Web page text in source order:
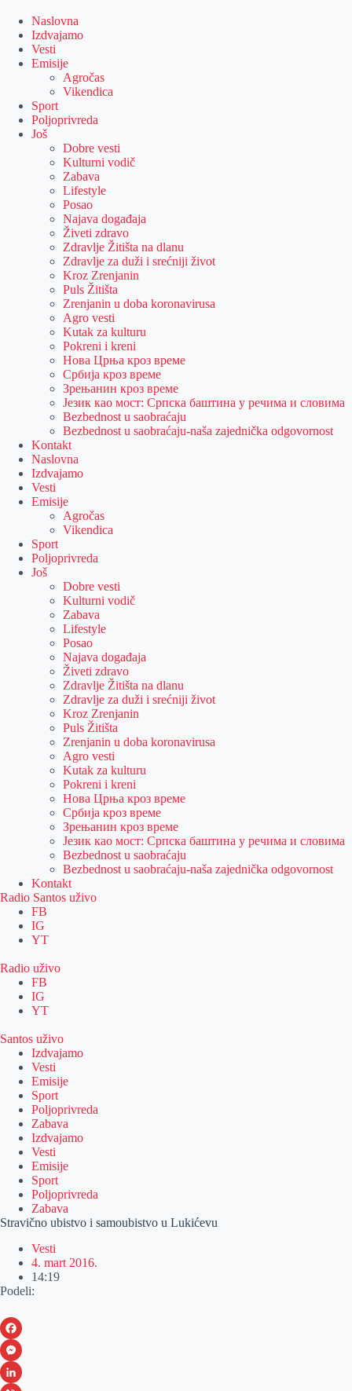
content
Naslovna
Izdvajamo
Vesti
Emisije
Agročas
Vikendica
Sport
Poljoprivreda
Još
Dobre vesti
Kulturni vodič
Zabava
Lifestyle
Posao
Najava događaja
Živeti zdravo
Zdravlje Žitišta na dlanu
Zdravlje za duži i srećniji život
Kroz Zrenjanin
Puls Žitišta
Zrenjanin u doba koronavirusa
Agro vesti
Kutak za kulturu
Pokreni i kreni
Нова Црња кроз време
Србија кроз време
Зрењанин кроз време
Језик као мост: Српска баштина у речима и словима
Bezbednost u saobraćaju
Bezbednost u saobraćaju-naša zajednička odgovornost
Kontakt
Naslovna
Izdvajamo
Vesti
Emisije
Agročas
Vikendica
Sport
Poljoprivreda
Još
Dobre vesti
Kulturni vodič
Zabava
Lifestyle
Posao
Najava događaja
Živeti zdravo
Zdravlje Žitišta na dlanu
Zdravlje za duži i srećniji život
Kroz Zrenjanin
Puls Žitišta
Zrenjanin u doba koronavirusa
Agro vesti
Kutak za kulturu
Pokreni i kreni
Нова Црња кроз време
Србија кроз време
Зрењанин кроз време
Језик као мост: Српска баштина у речима и словима
Bezbednost u saobraćaju
Bezbednost u saobraćaju-naša zajednička odgovornost
Kontakt
Radio Santos uživo
FB
IG
YT
Radio uživo
FB
IG
YT
Santos uživo
Izdvajamo
Vesti
Emisije
Sport
Poljoprivreda
Zabava
Izdvajamo
Vesti
Emisije
Sport
Poljoprivreda
Zabava
Stravično ubistvo i samoubistvo u Lukićevu
Vesti
4. mart 2016.
14:19
Podeli:
F
aM